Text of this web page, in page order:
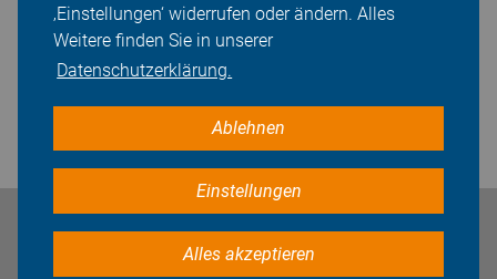
‚Einstellungen‘ widerrufen oder ändern. Alles
Weitere finden Sie in unserer
Datenschutzerklärung.
Ablehnen
Einstellungen
Alles akzeptieren
Bleiben Sie in Kontakt